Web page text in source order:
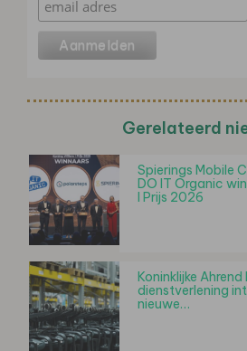
Gerelateerd
Spierings Mobile
DO IT Organic
I Prijs 2026
Koninklijke
dienstverlening
nieuwe…